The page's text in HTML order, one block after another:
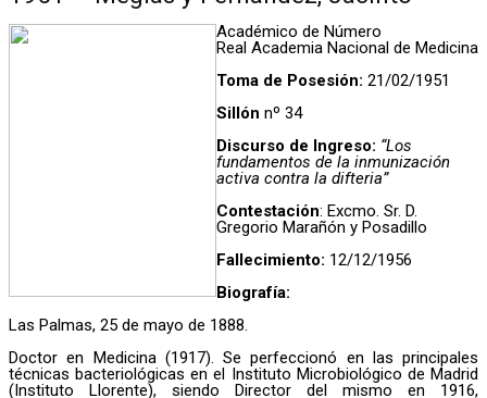
Académico de Número
Real Academia Nacional de Medicina
Toma de Posesión: 21/02/1951
Sillón nº 34
Discurso de Ingreso: “Los
fundamentos de la inmunización
activa contra la difteria”
Contestación: Excmo. Sr. D.
Gregorio Marañón y Posadillo
Fallecimiento: 12/12/1956
Biografía:
Las Palmas, 25 de mayo de 1888.
Doctor en Medicina (1917). Se perfeccionó en las principales
técnicas bacteriológicas en el Instituto Microbiológico de Madrid
(Instituto Llorente), siendo Director del mismo en 1916,